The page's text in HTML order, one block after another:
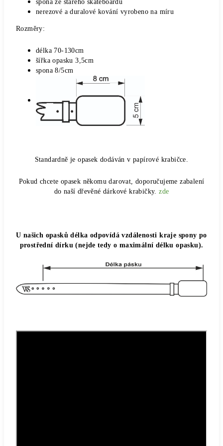
spona ze starého skateboardu
nerezové a duralové kování vyrobeno na míru
Rozměry:
délka 70-130cm
šířka opasku 3,5cm
spona 8/5cm
Standardně je opasek dodáván v papírové krabičce.
Pokud chcete opasek někomu darovat, doporučujeme zabalení
do naší dřevěné dárkové krabičky.zde
U našich opasků délka odpovídá vzdálenosti kraje spony po
prostřední dírku (nejde tedy o maximální délku opasku).